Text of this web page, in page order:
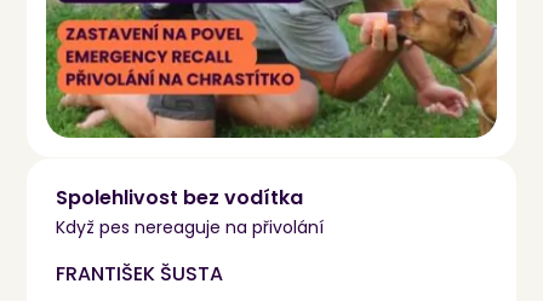
Spolehlivost bez vodítka
Když pes nereaguje na přivolání
FRANTIŠEK ŠUSTA